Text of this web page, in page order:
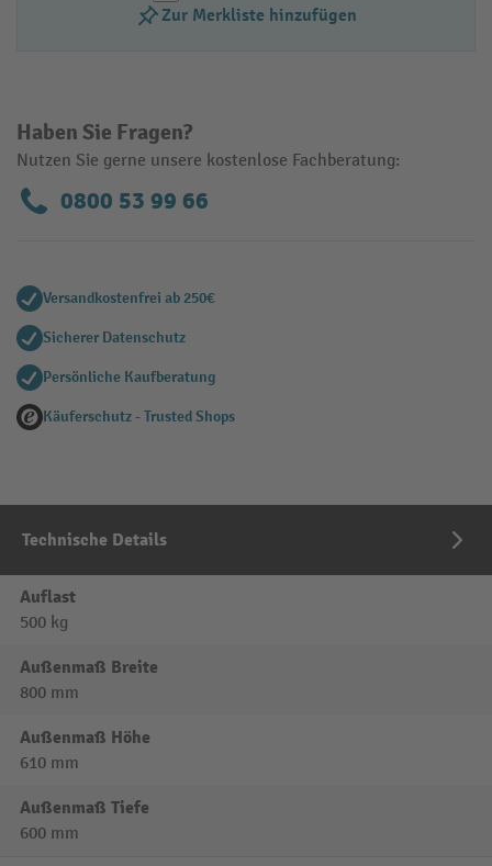
Zur Merkliste hinzufügen
Haben Sie Fragen?
Nutzen Sie gerne unsere kostenlose Fachberatung:
0800 53 99 66
Versandkostenfrei ab 250€
Sicherer Datenschutz
Persönliche Kaufberatung
Käuferschutz - Trusted Shops
Technische Details
Auflast
500 kg
Außenmaß Breite
800 mm
Außenmaß Höhe
610 mm
Außenmaß Tiefe
600 mm